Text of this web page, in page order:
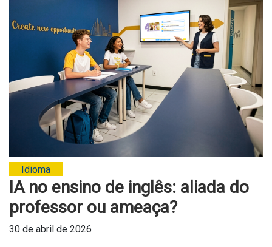
Idioma
IA no ensino de inglês: aliada do
professor ou ameaça?
30 de abril de 2026